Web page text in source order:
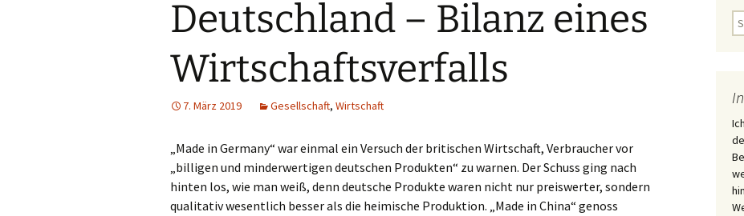
Deutschland – Bilanz eines
Wirtschaftsverfalls
7. März 2019 Gesellschaft, Wirtschaft
„Made in Germany“ war einmal ein Versuch der britischen Wirtschaft, Verbraucher vor
„billigen und minderwertigen deutschen Produkten“ zu warnen. Der Schuss ging nach
hinten los, wie man weiß, denn deutsche Produkte waren nicht nur preiswerter, sondern
qualitativ wesentlich besser als die heimische Produktion. „Made in China“ genoss